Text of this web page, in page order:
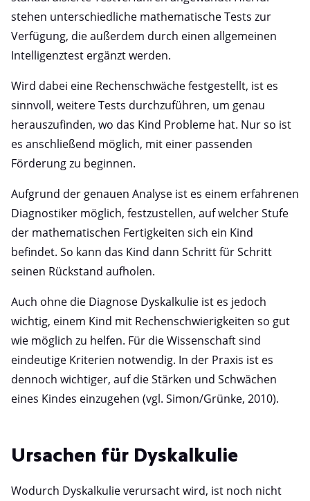
stehen unterschiedliche mathematische Tests zur
Verfügung, die außerdem durch einen allgemeinen
Intelligenztest ergänzt werden.
Wird dabei eine Rechenschwäche festgestellt, ist es
sinnvoll, weitere Tests durchzuführen, um genau
herauszufinden, wo das Kind Probleme hat. Nur so ist
es anschließend möglich, mit einer passenden
Förderung zu beginnen.
Aufgrund der genauen Analyse ist es einem erfahrenen
Diagnostiker möglich, festzustellen, auf welcher Stufe
der mathematischen Fertigkeiten sich ein Kind
befindet. So kann das Kind dann Schritt für Schritt
seinen Rückstand aufholen.
Auch ohne die Diagnose Dyskalkulie ist es jedoch
wichtig, einem Kind mit Rechenschwierigkeiten so gut
wie möglich zu helfen. Für die Wissenschaft sind
eindeutige Kriterien notwendig. In der Praxis ist es
dennoch wichtiger, auf die Stärken und Schwächen
eines Kindes einzugehen (vgl. Simon/Grünke, 2010).
Ursachen für Dyskalkulie
Wodurch Dyskalkulie verursacht wird, ist noch nicht